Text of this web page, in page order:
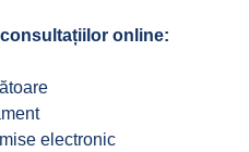
online:
electronic